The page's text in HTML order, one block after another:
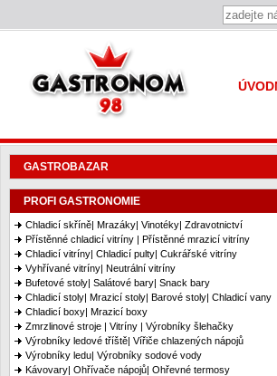
GASTROBAZAR
PROFI GASTRONOMIE
Chladicí skříně| Mrazáky| Vinotéky| Zdravotnictví
Přístěnné chladicí vitríny | Přístěnné mrazicí vitríny
Chladicí vitríny| Chladicí pulty| Cukrářské vitríny
Vyhřívané vitríny| Neutrální vitríny
Bufetové stoly| Salátové bary| Snack bary
Chladicí stoly| Mrazicí stoly| Barové stoly| Chladicí vany
Chladicí boxy| Mrazicí boxy
Zmrzlinové stroje | Vitríny | Výrobníky šlehačky
Výrobníky ledové tříště| Vířiče chlazených nápojů
Výrobníky ledu| Výrobníky sodové vody
Kávovary| Ohřívače nápojů| Ohřevné termosy